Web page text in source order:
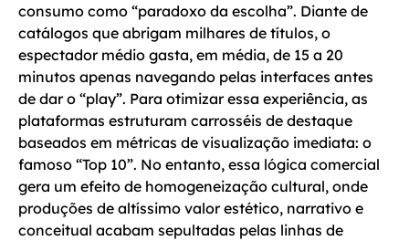
consumo como “paradoxo da escolha”. Diante de
catálogos que abrigam milhares de títulos, o
espectador médio gasta, em média, de 15 a 20
minutos apenas navegando pelas interfaces antes
de dar o “play”. Para otimizar essa experiência, as
plataformas estruturam carrosséis de destaque
baseados em métricas de visualização imediata: o
famoso “Top 10”. No entanto, essa lógica comercial
gera um efeito de homogeneização cultural, onde
produções de altíssimo valor estético, narrativo e
conceitual acabam sepultadas pelas linhas de